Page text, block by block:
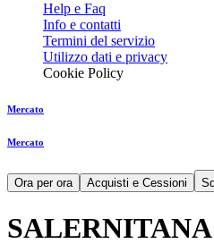
Help e Faq
Info e contatti
Termini del servizio
Utilizzo dati e privacy
Cookie Policy
Mercato
Mercato
Ora per ora Acquisti e Cessioni